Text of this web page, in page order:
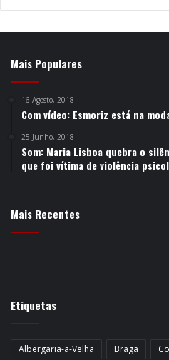
Mais Populares
16 Agosto, 2018
Com vídeo: Esmoriz está na
25 Junho, 2018
Som: Maria Lisboa quebra o
que foi vítima de violência
Mais Recentes
Etiquetas
Albergaria-a-Velha Braga